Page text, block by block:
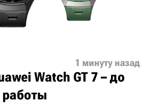
1 минуту назад
Watch GT 7 – до
работы